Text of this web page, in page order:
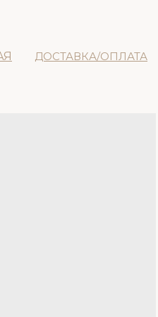
ДОСТАВКА/ОПЛАТА